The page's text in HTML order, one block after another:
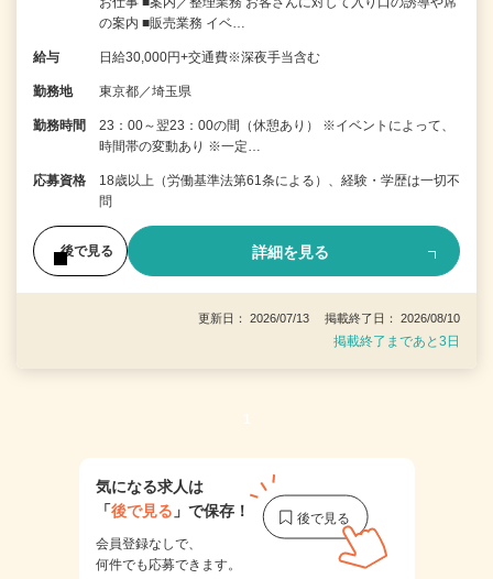
の案内 ■販売業務 イベ…
給与 日給30,000円+交通費※深夜手当含む
勤務地 東京都／埼玉県
勤務時間
23：00～翌23：00の間（休憩あり） ※イベントによって、
時間帯の変動あり ※一定…
応募資格
18歳以上（労働基準法第61条による）、経験・学歴は一切不
問
後で見る 詳細を見る
更新日： 2026/07/13 掲載終了日： 2026/08/10
掲載終了まであと3日
1
気になる求人は
「後で見る 」で保存！
会員登録なしで、
何件でも応募できます。